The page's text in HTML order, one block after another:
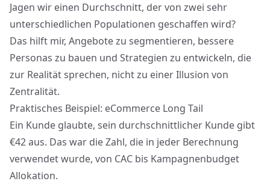
Jagen wir einen Durchschnitt, der von zwei sehr
unterschiedlichen Populationen geschaffen wird?
Das hilft mir, Angebote zu segmentieren, bessere
Personas zu bauen und Strategien zu entwickeln, die
zur Realität sprechen, nicht zu einer Illusion von
Zentralität.
Praktisches Beispiel: eCommerce Long Tail
Ein Kunde glaubte, sein durchschnittlicher Kunde gibt
€42 aus. Das war die Zahl, die in jeder Berechnung
verwendet wurde, von CAC bis Kampagnenbudget
Allokation.